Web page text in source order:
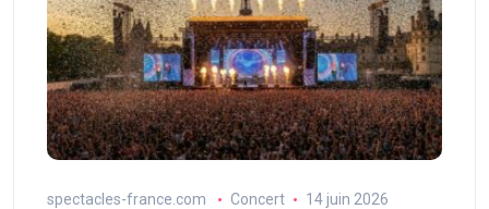
spectacles-france.com Concert 14 juin 2026